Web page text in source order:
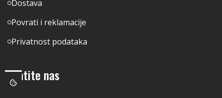
Dostava
Povrati i reklamacije
Privatnost podataka
Pratite nas